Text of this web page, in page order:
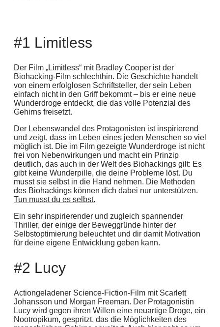
#1 Limitless
Der Film „Limitless“ mit Bradley Cooper ist der
Biohacking-Film schlechthin. Die Geschichte handelt
von einem erfolglosen Schriftsteller, der sein Leben
einfach nicht in den Griff bekommt – bis er eine neue
Wunderdroge entdeckt, die das volle Potenzial des
Gehirns freisetzt.
Der Lebenswandel des Protagonisten ist inspirierend
und zeigt, dass im Leben eines jeden Menschen so viel
möglich ist. Die im Film gezeigte Wunderdroge ist nicht
frei von Nebenwirkungen und macht ein Prinzip
deutlich, das auch in der Welt des Biohackings gilt: Es
gibt keine Wunderpille, die deine Probleme löst. Du
musst sie selbst in die Hand nehmen. Die Methoden
des Biohackings können dich dabei nur unterstützen.
Tun musst du es selbst.
Ein sehr inspirierender und zugleich spannender
Thriller, der einige der Beweggründe hinter der
Selbstoptimierung beleuchtet und dir damit Motivation
für deine eigene Entwicklung geben kann.
#2 Lucy
Actiongeladener Science-Fiction-Film mit Scarlett
Johansson und Morgan Freeman. Der Protagonistin
Lucy wird gegen ihren Willen eine neuartige Droge, ein
Nootropikum, gespritzt, das die Möglichkeiten des